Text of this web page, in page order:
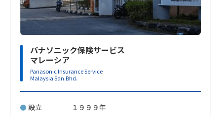
パナソニック保険サービス
マレーシア
Panasonic Insurance Service
Malaysia Sdn.Bhd.
設立
１９９９年